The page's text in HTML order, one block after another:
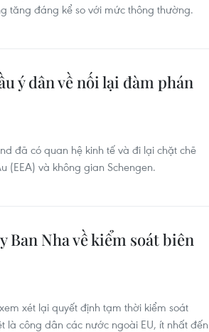
tăng đáng kể so với mức thông thường.
ý dân về nối lại đàm phán
đã có quan hệ kinh tế và đi lại chặt chẽ
(EEA) và không gian Schengen.
Ban Nha về kiểm soát biên
xét lại quyết định tạm thời kiểm soát
là công dân các nước ngoài EU, ít nhất đến